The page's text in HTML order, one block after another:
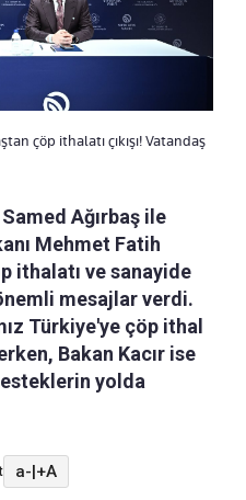
çöp ithalatı çıkışı! Vatandaş
Samed Ağırbaş ile
Mehmet Fatih
ithalatı ve sanayide
mesajlar verdi.
Türkiye'ye çöp ithal
Bakan Kacır ise
yolda
a-|+A